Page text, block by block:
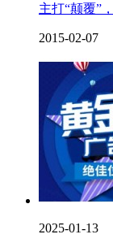
主打“颠覆”
2015-02-07
2025-01-13